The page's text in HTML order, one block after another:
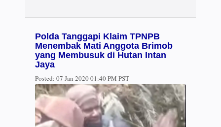
Polda Tanggapi Klaim TPNPB
Menembak Mati Anggota Brimob
yang Membusuk di Hutan Intan
Jaya
Posted: 07 Jan 2020 01:40 PM PST